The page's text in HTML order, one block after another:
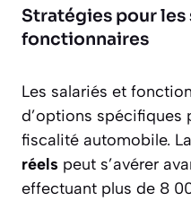
Stratégies pour les
fonctionnaires
Les salariés et
d’options spécifiques
fiscalité automobile. La
réels peut s’avérer
effectuant plus de 8